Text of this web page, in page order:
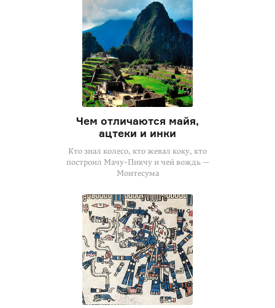
Чем отличаются майя,
ацтеки и инки
Кто знал колесо, кто жевал коку, кто
построил Мачу-Пикчу и чей вождь —
Монтесума